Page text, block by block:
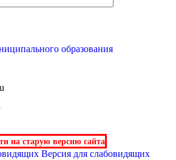
образования
на старую версию сайта
Версия для слабовидящих